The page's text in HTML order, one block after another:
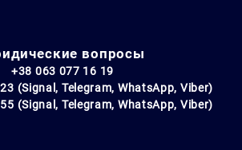
вопросы
+38 063 077 16 19
(Signal, Telegram, WhatsApp, Viber)
(Signal, Telegram, WhatsApp, Viber)